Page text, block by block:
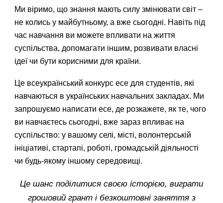
Ми віримо, що знання мають силу змінювати світ –
не колись у майбутньому, а вже сьогодні. Навіть під
час навчання ви можете впливати на життя
суспільства, допомагати іншим, розвивати власні
ідеї чи бути корисними для країни.
Це всеукраїнський конкурс есе для студентів, які
навчаються в українських навчальних закладах. Ми
запрошуємо написати есе, де розкажете, як те, чого
ви навчаєтесь сьогодні, вже зараз впливає на
суспільство: у вашому селі, місті, волонтерській
ініціативі, стартапі, роботі, громадській діяльності
чи будь-якому іншому середовищі.
Це шанс поділитися своєю історією, виграти
грошовий грант і безкоштовні заняття з